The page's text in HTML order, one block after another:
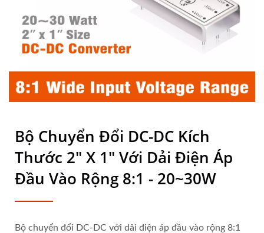
Bộ Chuyển Đổi DC-DC Kích
Thước 2" X 1" Với Dải Điện Áp
Đầu Vào Rộng 8:1 - 20~30W
Bộ chuyển đổi DC-DC với dải điện áp đầu vào rộng 8:1